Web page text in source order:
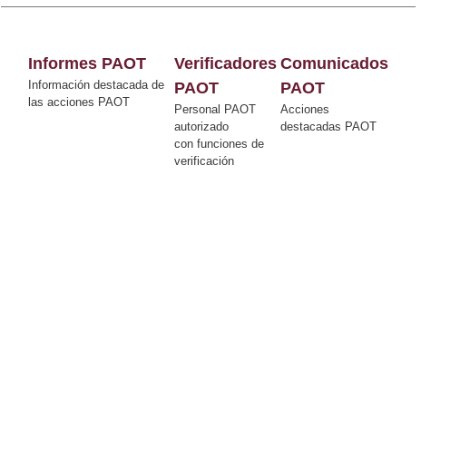
Informes PAOT
Información destacada de
las acciones PAOT
Verificadores
PAOT
Personal PAOT
autorizado
con funciones de
verificación
Comunicados
PAOT
Acciones
destacadas PAOT